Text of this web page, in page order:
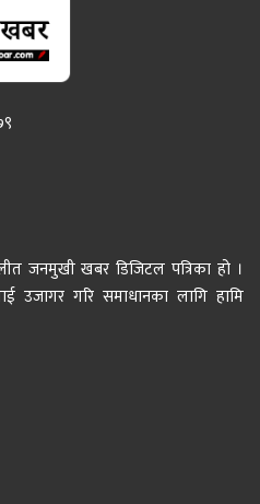
जनमुखी खबर डिजिटल पत्रिका हो ।
उजागर गरि समाधानका लागि हामि